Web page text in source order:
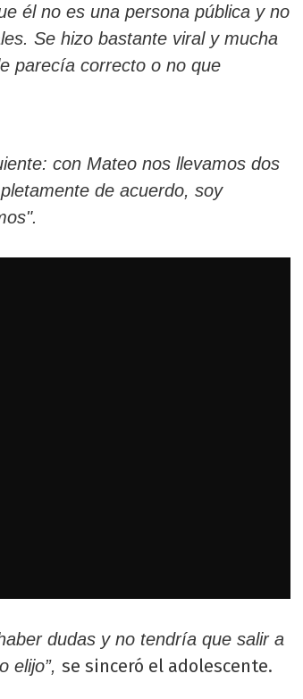
él no es una persona pública y no
Se hizo bastante viral y mucha
parecía correcto o no que
con Mateo nos llevamos dos
de acuerdo, soy
dudas y no tendría que salir a
elijo”, se sinceró el adolescente.